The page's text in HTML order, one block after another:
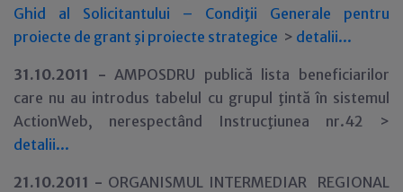
Ghid al Solicitantului – Condiţii Generale pentru
proiecte de grant şi proiecte strategice > detalii...
31.10.2011 -AMPOSDRU publică lista beneficiarilor
care nu au introdus tabelul cu grupul ţintă în sistemul
ActionWeb, nerespectând Instrucţiunea nr.42 >
detalii...
21.10.2011 - ORGANISMUL INTERMEDIAR REGIONAL